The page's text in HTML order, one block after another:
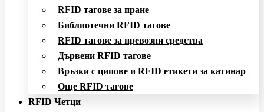
RFID тагове за пране
Библиотечни RFID тагове
RFID тагове за превозни средства
Дървени RFID тагове
Връзки с ципове и RFID етикети за катинар
Още RFID тагове
RFID Четци